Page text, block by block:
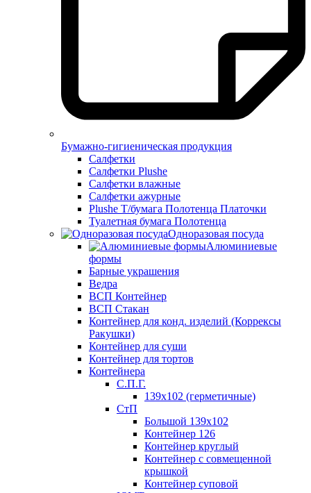
Бумажно-гигиеническая продукция
Салфетки
Салфетки Plushe
Салфетки влажные
Салфетки ажурные
Plushe Т/бумага Полотенца Платочки
Туалетная бумага Полотенца
Одноразовая посуда
Алюминиевые
формы
Барные украшения
Ведра
ВСП Контейнер
ВСП Стакан
Контейнер для конд. изделий (Коррексы
Ракушки)
Контейнер для суши
Контейнер для тортов
Контейнера
С.П.Г.
139х102 (герметичные)
СтП
Большой 139х102
Контейнер 126
Контейнер круглый
Контейнер с совмещенной
крышкой
Контейнер суповой